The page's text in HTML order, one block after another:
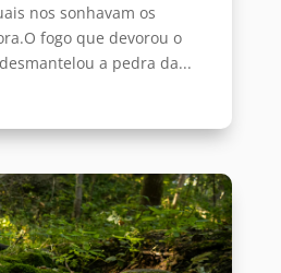
nos sonhavam os
fogo que devorou o
a pedra da...